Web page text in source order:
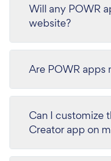
Will any POWR
website?
Are POWR
Can I customize
Creator app on